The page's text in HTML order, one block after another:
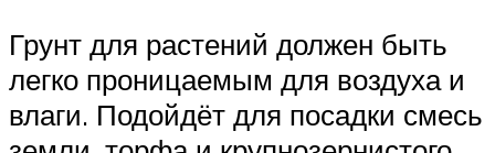
Грунт для растений должен быть
легко проницаемым для воздуха и
влаги. Подойдёт для посадки смесь